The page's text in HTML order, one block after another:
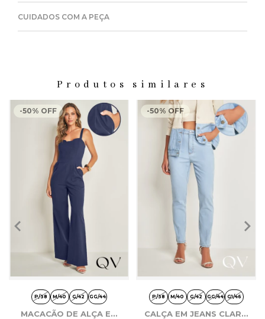
CUIDADOS COM A PEÇA
Produtos similares
P/38 M/40 G/42 GG/44
MACACÃO DE ALÇA EM
-50% OFF
P/38 M/40 G/42 GG/44 G1/46
CALÇA EM JEANS CLARO
-50% OFF